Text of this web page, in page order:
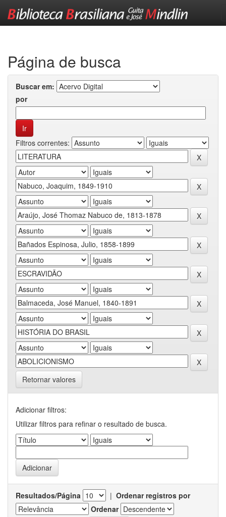
Página de busca
Buscar em:
por
Filtros correntes:
Retornar valores
Adicionar filtros:
Utilizar filtros para refinar o resultado de busca.
Resultados/Página | Ordenar registros por
Ordenar